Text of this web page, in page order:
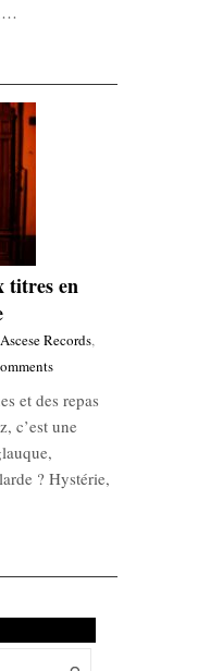
titres en
Ascese Records,
et des repas
c’est une
? Hystérie,